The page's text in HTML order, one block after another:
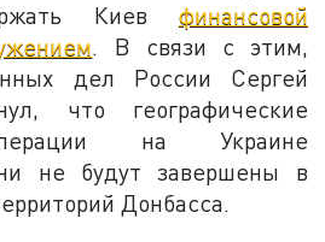
Киев финансовой
. В связи с этим,
дел России Сергей
что географические
на Украине
не будут завершены в
Донбасса.